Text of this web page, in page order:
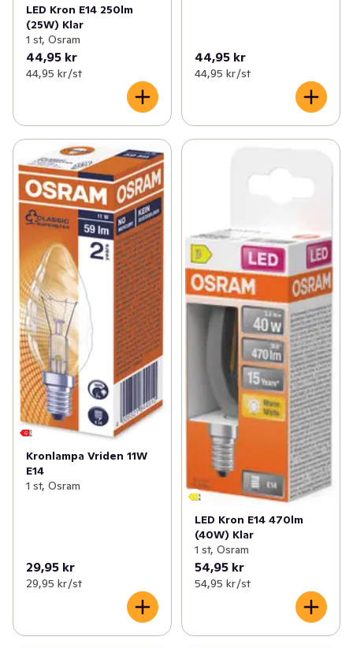
LED Kron E14 250lm
(25W) Klar
1 st, Osram
44,95 kr
44,95 kr /st
44,95 kr
44,95 kr /st
Kronlampa Vriden 11W
E14
1 st, Osram
29,95 kr
29,95 kr /st
LED Kron E14 470lm
(40W) Klar
1 st, Osram
54,95 kr
54,95 kr /st